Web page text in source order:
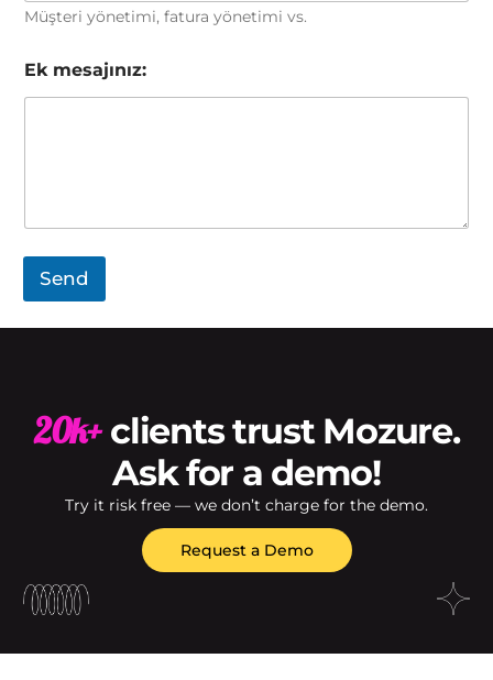
Müşteri yönetimi, fatura yönetimi vs.
Ek mesajınız:
Send
20k+ clients trust Mozure.
Ask for a demo!
Try it risk free — we don’t charge for the demo.
Request a Demo